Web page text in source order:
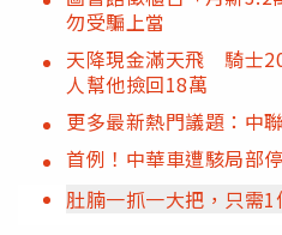
勿受騙上當
天降現金滿天飛 騎士
人幫他撿回18萬
更多最新熱門議題：中
首例！中華車遭駭局部
肚腩一抓一大把，只需